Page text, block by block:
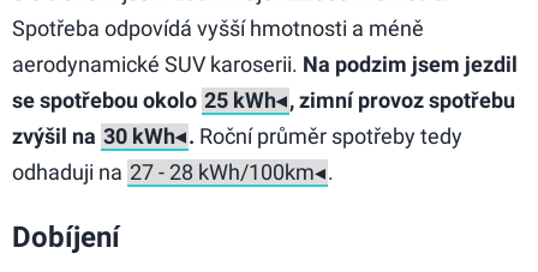
Spotřeba odpovídá vyšší hmotnosti a méně
aerodynamické SUV karoserii. Na podzim jsem jezdil
se spotřebou okolo
, zimní provoz spotřebu
zvýšil na
. Roční průměr spotřeby tedy
odhaduji na
.
Dobíjení